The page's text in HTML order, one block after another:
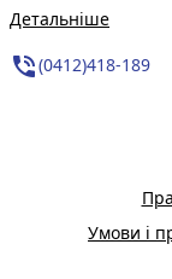
Детальніше
phone_in_talk(0412)418-189
Умови і